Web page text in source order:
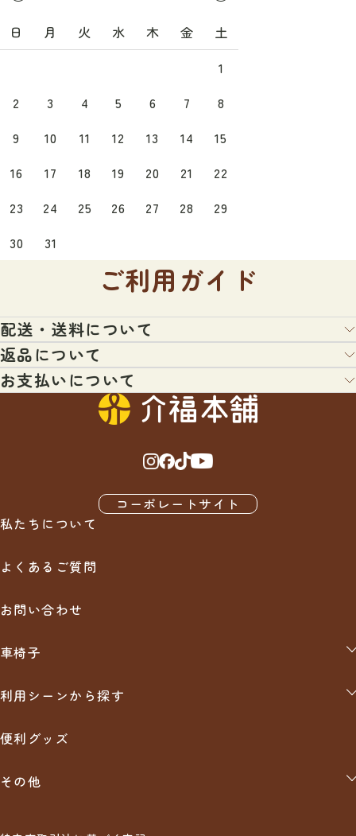
日 月 火 水 木 金
土
1
2
3 4 5 6 7
8
9
10 11 12 13 14
15
16
17 18 19 20 21
22
23
24 25 26 27 28
29
30
31
ご利用ガイド
配送・送料について
配送業者：ヤマト運輸・日本郵便・佐川急便・福山通運のいずれ
か（宅配便またはメール便）
＊配送業者の指定はできません。あらかじめご了承くださいま
＊日時指定がないご注文につきましては、通常最短日程にて出荷
・3,000円（税込）以上のお買い物で送料無料
料（車椅子など大型宅配便の場合を除く）
・前払い手数料、代金引換手数料、銀行振込手数料は原則として
お客様負担にてお願いいたします。
返品について
お客様都合による返品について
以下の条件にあてはまる場合、返品を受付いたします。
はメールにてご連絡いただいたもののみ原則対応いたします。
・対応可能期間：商品到着後7日以内にご連絡をいただいた場合
※弊社では出来るだけお求めやすい価格で販売させていただくた
め、サイズ違い、イメージ違いなどの良品にも関わらずお客様の
品に関しては基本的にお断りさせていただいております。
・メーカーから掛かる手数料（検品手数料、箱代、送料等）
をご負担頂いた上で、返品可能とさせていただきます。
お支払いについて
クレジットカード払、コンビニ払、代引き、銀行振込、などを用
意してございます。ご希望にあわせて、各種ご利用ください。
商品が到着時に配達員様へ商品代金をお支払い下さい。
購入後にお送りさせて頂きますご注文確認メールに記載されてお
分割払い、リボ払い可能です。※支払い回数はクレジットカード
会社によって異なります。
コーポレートサイト
私たちについて
よくあるご質問
お問い合わせ
車椅子
【中古】車椅子
利用シーンから探す
入浴
便利グッズ
その他